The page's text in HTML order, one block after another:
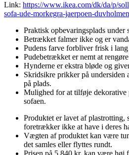
Link: https://www.ikea.com/dk/da/p/
sofa-ude-morkegra-jaerpoen-
Praktisk opbevaringsplads under
Betrækket falmer ikke og er
Pudens farve forbliver frisk i
Pudebetrækket er nemt at
Hynderne er ekstra bløde og
Skridsikre prikker på undersiden
på plads.
Mulighed for at tilføje dekorative
sofaen.
Produktet er lavet af plastrotting,
foretrækker ikke at have i deres
Vægten af produktet kan være
det samles eller flyttes rundt.